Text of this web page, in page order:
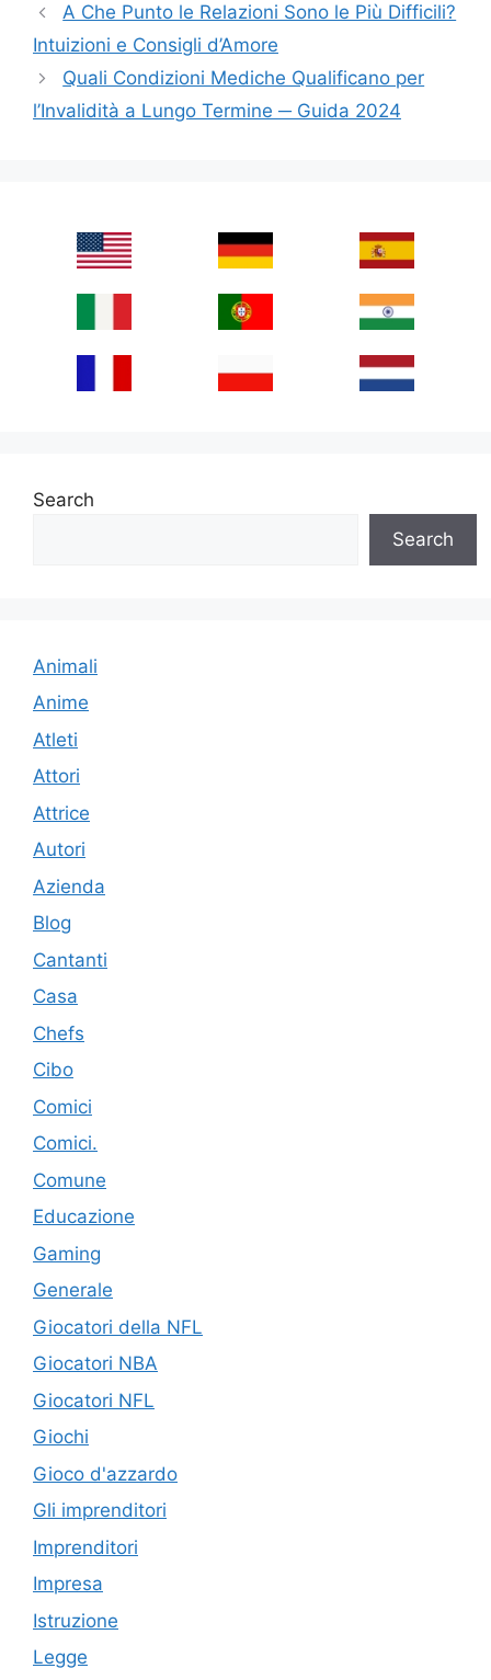
A Che Punto le Relazioni Sono le Più Difficili?
Intuizioni e Consigli d’Amore
Quali Condizioni Mediche Qualificano per
l’Invalidità a Lungo Termine ─ Guida 2024
Search
Search
Animali
Anime
Atleti
Attori
Attrice
Autori
Azienda
Blog
Cantanti
Casa
Chefs
Cibo
Comici
Comici.
Comune
Educazione
Gaming
Generale
Giocatori della NFL
Giocatori NBA
Giocatori NFL
Giochi
Gioco d'azzardo
Gli imprenditori
Imprenditori
Impresa
Istruzione
Legge